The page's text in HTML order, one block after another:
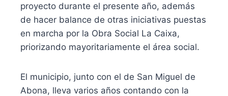
proyecto durante el presente año, además
de hacer balance de otras iniciativas puestas
en marcha por la Obra Social La Caixa,
priorizando mayoritariamente el área social.
El municipio, junto con el de San Miguel de
Abona, lleva varios años contando con la